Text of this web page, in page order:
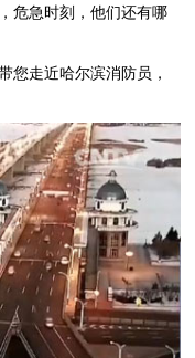
危急时刻，他们还有哪
您走近哈尔滨消防员，